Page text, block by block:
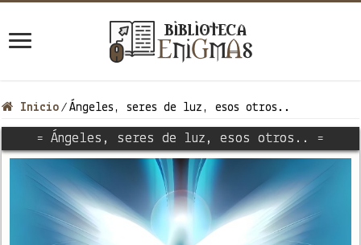
Inicio / Ángeles, seres de luz, esos otros..
= Ángeles, seres de luz, esos otros.. =